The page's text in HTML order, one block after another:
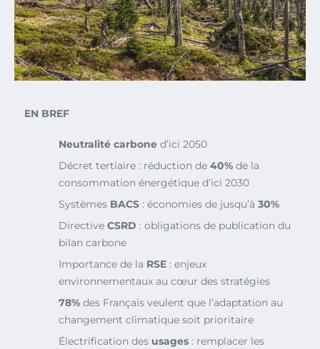
EN BREF
Neutralité carbone d’ici 2050
Décret tertiaire : réduction de 40% de la
consommation énergétique d’ici 2030
Systèmes BACS : économies de jusqu’à 30%
Directive CSRD : obligations de publication du
bilan carbone
Importance de la RSE : enjeux
environnementaux au cœur des stratégies
78% des Français veulent que l’adaptation au
changement climatique soit prioritaire
Électrification des usages : remplacer les